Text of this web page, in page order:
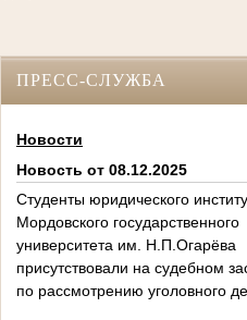
ПРЕСС-СЛУЖБА
Новости
Новость от 08.12.2025
Студенты юридического
Мордовского государственного
университета им. Н.П.Огарёва
присутствовали на судебном
по рассмотрению уголовного